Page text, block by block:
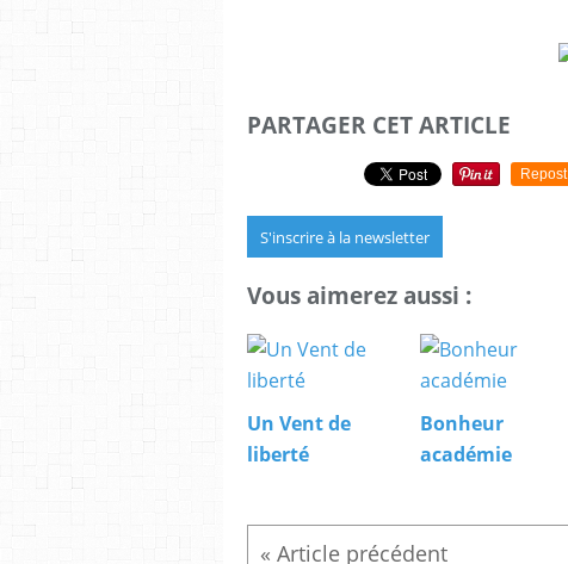
PARTAGER CET ARTICLE
Repost
S'inscrire à la newsletter
Vous aimerez aussi :
Un Vent de
liberté
Bonheur
académie